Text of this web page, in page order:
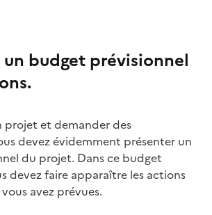
un budget prévisionnel
projet et demander des
devez évidemment présenter un
du projet. Dans ce budget
devez faire apparaître les actions
avez prévues.